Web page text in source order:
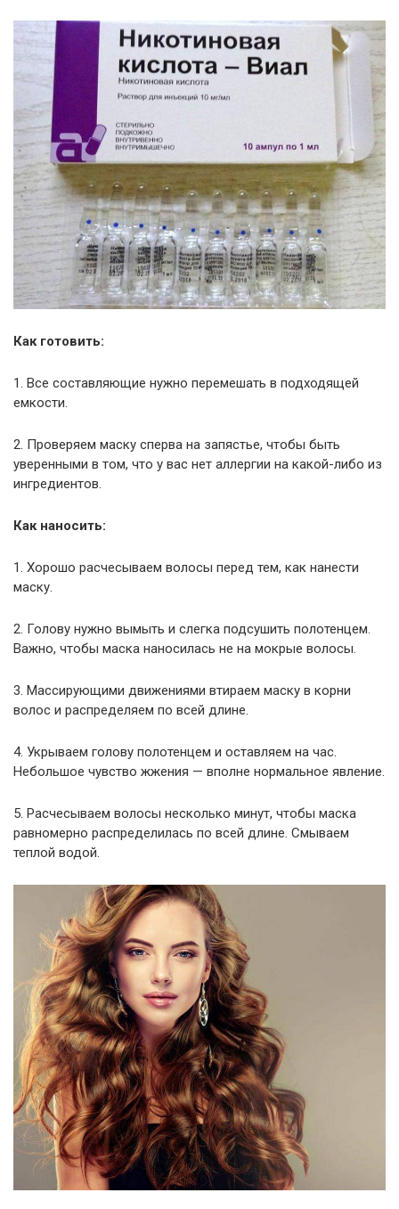
Как готовить:
1. Все составляющие нужно перемешать в подходящей
емкости.
2. Проверяем маску сперва на запястье, чтобы быть
уверенными в том, что у вас нет аллергии на какой-либо из
ингредиентов.
Как наносить:
1. Хорошо расчесываем волосы перед тем, как нанести
маску.
2. Голову нужно вымыть и слегка подсушить полотенцем.
Важно, чтобы маска наносилась не на мокрые волосы.
3. Массирующими движениями втираем маску в корни
волос и распределяем по всей длине.
4. Укрываем голову полотенцем и оставляем на час.
Небольшое чувство жжения — вполне нормальное явление.
5. Расчесываем волосы несколько минут, чтобы маска
равномерно распределилась по всей длине. Смываем
теплой водой.